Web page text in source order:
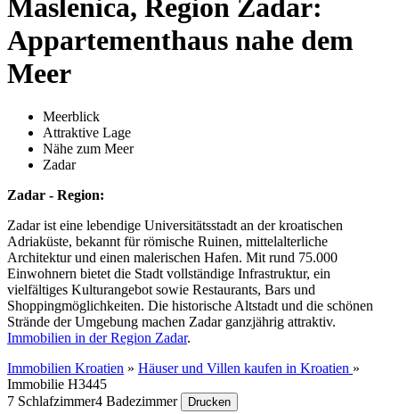
Maslenica, Region Zadar:
Appartementhaus nahe dem
Meer
Meerblick
Attraktive Lage
Nähe zum Meer
Zadar
Zadar - Region:
Zadar ist eine lebendige Universitätsstadt an der kroatischen
Adriaküste, bekannt für römische Ruinen, mittelalterliche
Architektur und einen malerischen Hafen. Mit rund 75.000
Einwohnern bietet die Stadt vollständige Infrastruktur, ein
vielfältiges Kulturangebot sowie Restaurants, Bars und
Shoppingmöglichkeiten. Die historische Altstadt und die schönen
Strände der Umgebung machen Zadar ganzjährig attraktiv.
Immobilien in der Region Zadar.
Immobilien Kroatien » Häuser und Villen kaufen in Kroatien »
Immobilie H3445
7 Schlafzimmer4 Badezimmer Drucken